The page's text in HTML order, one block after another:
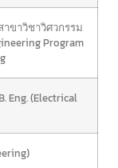
ขาวิชาวิศวกรรม
Program
Eng. (Electrical